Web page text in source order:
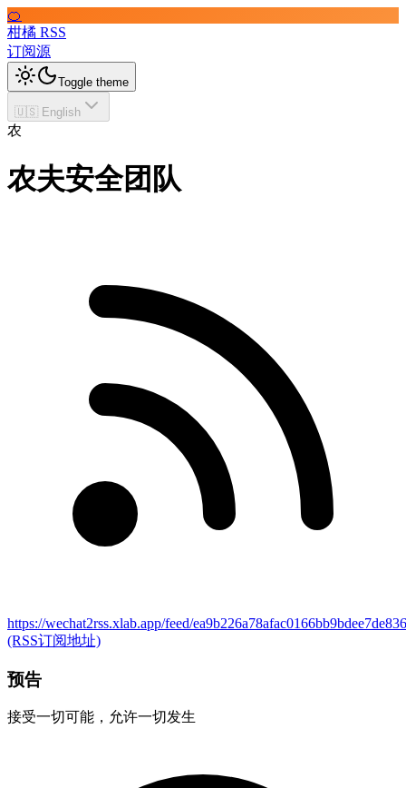
🍊
柑橘 RSS
订阅源
Toggle theme
🇺🇸 English
农
农夫安全团队
https://wechat2rss.xlab.app/feed/
(RSS订阅地址)
预告
接受一切可能，允许一切发生